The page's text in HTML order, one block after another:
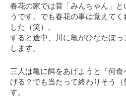
春花の家では昔「みんちゃん」
うです。でも春花の事は覚えて
した（笑）。
すると途中、川に亀がひなたぼ
します。
三人は亀に餌をあげようと「何
げる？でも当たって終わりそう
す。